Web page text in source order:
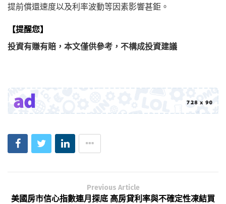
提前償還速度以及利率波動等因素影響甚鉅。
【提醒您】
投資有賺有賠，本文僅供參考，不構成投資建議
Previous Article
美國房市信心指數連月探底 高房貸利率與不確定性凍結買